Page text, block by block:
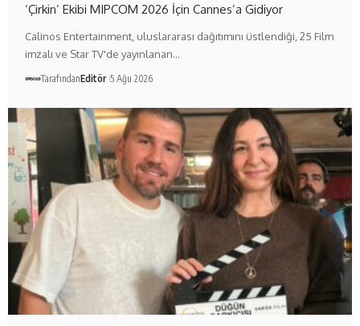
‘Çirkin’ Ekibi MIPCOM 2026 İçin Cannes’a Gidiyor
Calinos Entertainment, uluslararası dağıtımını üstlendiği, 25 Film
imzalı ve Star TV'de yayınlanan…
TarafındanEditör 5 Ağu 2026